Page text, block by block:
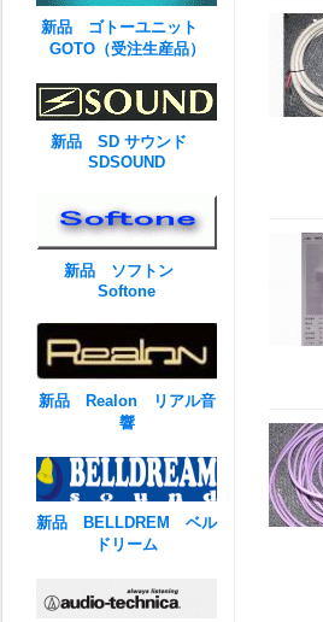
新品 ゴトーユニット
GOTO（受注生産品）
新品 SD サウンド
SDSOUND
新品 ソフトン
Softone
新品 Realon リアル音
響
新品 BELLDREM ベル
ドリーム